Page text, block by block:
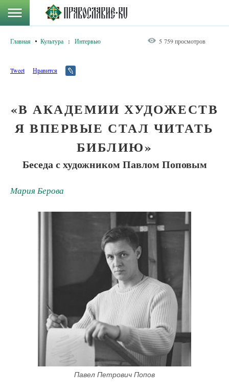
Главная Культура : Интервью 5 759 просмотров
Tweet Нравится
«В АКАДЕМИИ ХУДОЖЕСТВ
Я ВПЕРВЫЕ СТАЛ ЧИТАТЬ
БИБЛИЮ»
Беседа с художником Павлом Поповым
Мария Берова
Павел Петрович Попов